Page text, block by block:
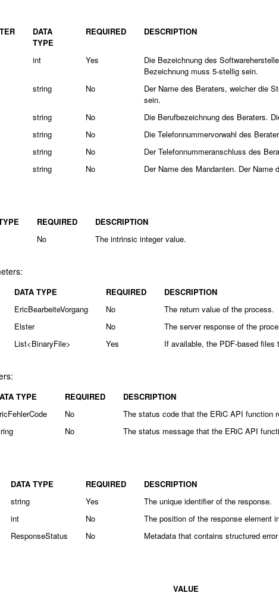
DATA
TYPE
REQUIRED DESCRIPTION
int Yes
Die Bezeichnung des
Bezeichnung muss 5-stellig sein.
string No
Der Name des Beraters, welcher die
sein.
string No
Die Berufbezeichnung des Beraters.
string No
Die Telefonnummervorwahl des
string No
Der Telefonnummeranschluss des
string No Der Name des Mandanten. Der
REQUIRED
DESCRIPTION
No The intrinsic integer value.
DATA TYPE REQUIRED
DESCRIPTION
EricBearbeiteVorgang No
The return value of the process.
Elster No
The server response of the
List<BinaryFile> Yes If available, the PDF-based files
TYPE REQUIRED
DESCRIPTION
No
The status code that the ERiC API function
No The status message that the ERiC API
DATA TYPE REQUIRED
DESCRIPTION
string Yes
The unique identifier of the response.
int No
The position of the response element
ResponseStatus No Metadata that contains structured
VALUE